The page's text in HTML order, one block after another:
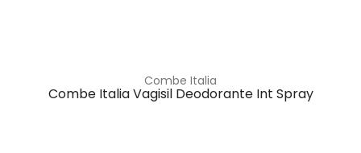
Combe Italia
Combe Italia Vagisil Deodorante Int Spray